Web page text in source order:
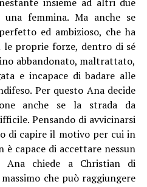
femmina. Ma anche se
ed ambizioso, che ha
le proprie forze, dentro di sé
abbandonato, maltrattato,
e incapace di badare alle
Per questo Ana decide
anche se la strada da
Pensando di avvicinarsi
di capire il motivo per cui in
è capace di accettare nessun
chiede a Christian di
che può raggiungere